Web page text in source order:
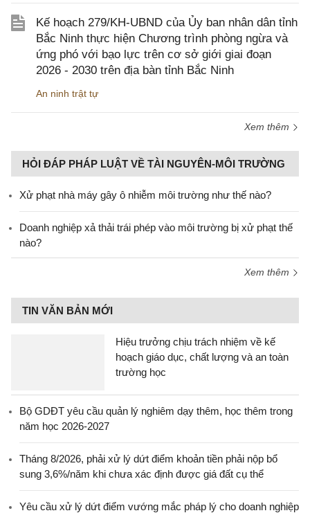
Kế hoạch 279/KH-UBND của Ủy ban nhân dân tỉnh
Bắc Ninh thực hiện Chương trình phòng ngừa và
ứng phó với bạo lực trên cơ sở giới giai đoạn
2026 - 2030 trên địa bàn tỉnh Bắc Ninh
An ninh trật tự
Xem thêm
HỎI ĐÁP PHÁP LUẬT VỀ TÀI NGUYÊN-MÔI TRƯỜNG
Xử phạt nhà máy gây ô nhiễm môi trường như thế nào?
Doanh nghiệp xả thải trái phép vào môi trường bị xử phạt thế
nào?
Xem thêm
TIN VĂN BẢN MỚI
Hiệu trưởng chịu trách nhiệm về kế
hoạch giáo dục, chất lượng và an toàn
trường học
Bộ GDĐT yêu cầu quản lý nghiêm dạy thêm, học thêm trong
năm học 2026-2027
Tháng 8/2026, phải xử lý dứt điểm khoản tiền phải nộp bổ
sung 3,6%/năm khi chưa xác định được giá đất cụ thể
Yêu cầu xử lý dứt điểm vướng mắc pháp lý cho doanh nghiệp